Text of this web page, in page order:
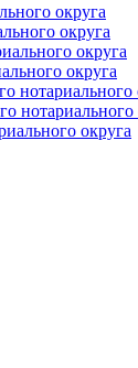
округа
округа
округа
округа
нотариального
нотариального
округа